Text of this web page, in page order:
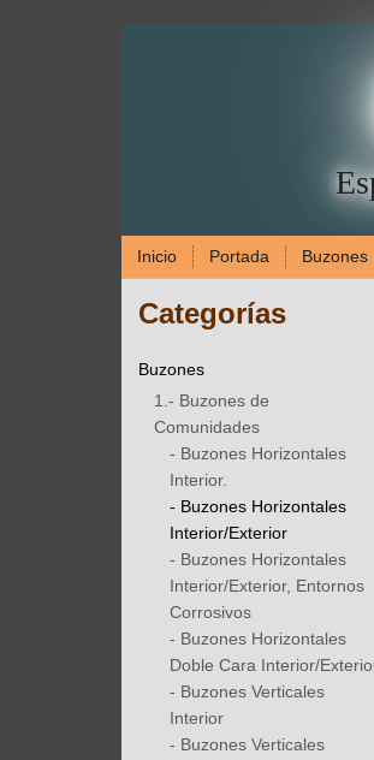
Inicio Portada Buzones
Categorías
Buzones
1.- Buzones de
Comunidades
- Buzones Horizontales
Interior.
- Buzones Horizontales
Interior/Exterior
- Buzones Horizontales
Interior/Exterior, Entornos
Corrosivos
- Buzones Horizontales
Doble Cara Interior/
- Buzones Verticales
Interior
- Buzones Verticales